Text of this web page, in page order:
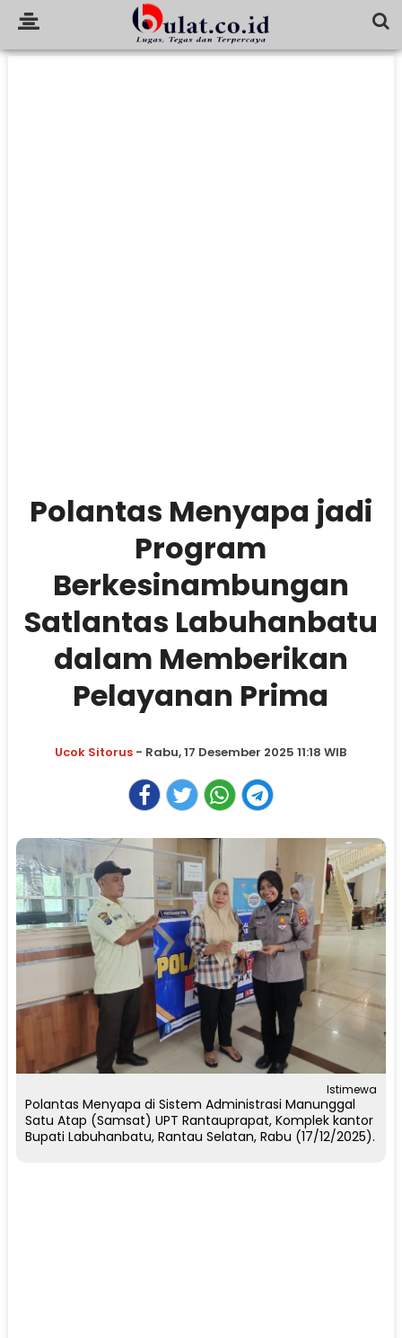
Polantas Menyapa jadi
Program
Berkesinambungan
Satlantas Labuhanbatu
dalam Memberikan
Pelayanan Prima
Ucok Sitorus - Rabu, 17 Desember 2025 11:18 WIB
Istimewa
Polantas Menyapa di Sistem Administrasi Manunggal
Satu Atap (Samsat) UPT Rantauprapat, Komplek kantor
Bupati Labuhanbatu, Rantau Selatan, Rabu (17/12/2025).